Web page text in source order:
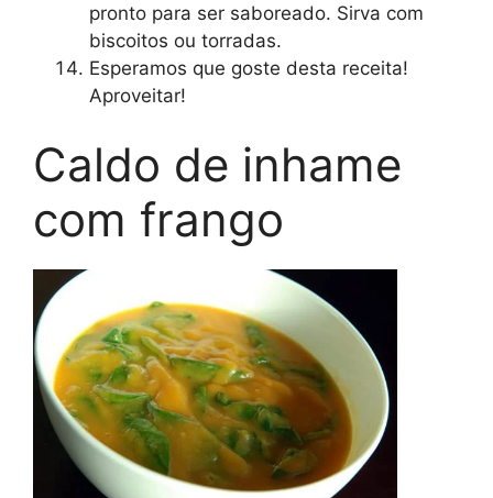
pronto para ser saboreado. Sirva com
biscoitos ou torradas.
Esperamos que goste desta receita!
Aproveitar!
Caldo de inhame
com frango